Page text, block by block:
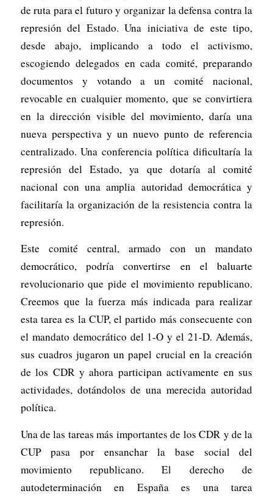
de ruta para el futuro y organizar la defensa contra la
represión del Estado. Una iniciativa de este tipo,
desde abajo, implicando a todo el activismo,
escogiendo delegados en cada comité, preparando
documentos y votando a un comité nacional,
revocable en cualquier momento, que se convirtiera
en la dirección visible del movimiento, daría una
nueva perspectiva y un nuevo punto de referencia
centralizado. Una conferencia política dificultaría la
represión del Estado, ya que dotaría al comité
nacional con una amplia autoridad democrática y
facilitaría la organización de la resistencia contra la
represión.
Este comité central, armado con un mandato
democrático, podría convertirse en el baluarte
revolucionario que pide el movimiento republicano.
Creemos que la fuerza más indicada para realizar
esta tarea es la CUP, el partido más consecuente con
el mandato democrático del 1-O y el 21-D. Además,
sus cuadros jugaron un papel crucial en la creación
de los CDR y ahora participan activamente en sus
actividades, dotándolos de una merecida autoridad
política.
Una de las tareas más importantes de los CDR y de la
CUP pasa por ensanchar la base social del
movimiento republicano. El derecho de
autodeterminación en España es una tarea